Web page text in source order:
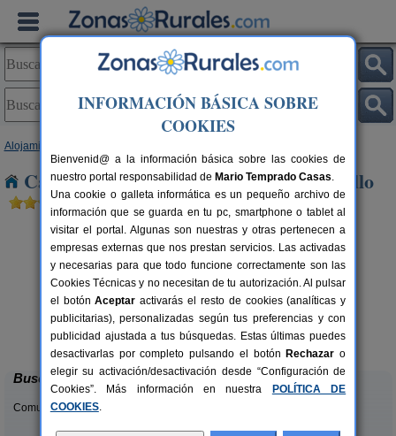
Alojamientos
Casas Rurales cerca de Vega de Peridiello
12-22+3 pers.
desde30 €
La Llosuca
San Pedro de Ambás (Asturias)
Buscar
Comunidades:
INFORMACIÓN BÁSICA SOBRE
COOKIES
Bienvenid@ a la información básica sobre las cookies de
nuestro portal responsabilidad de Mario Temprado Casas.
Una cookie o galleta informática es un pequeño archivo de
información que se guarda en tu pc, smartphone o tablet al
visitar el portal. Algunas son nuestras y otras pertenecen a
empresas externas que nos prestan servicios. Las activadas
y necesarias para que todo funcione correctamente son las
Cookies Técnicas y no necesitan de tu autorización. Al pulsar
el botónAceptar activarás el resto de cookies (analíticas y
publicitarias), personalizadas según tus preferencias y con
publicidad ajustada a tus búsquedas. Estas últimas puedes
desactivarlas por completo pulsando el botón Rechazar o
elegir su activación/desactivación desde “Configuración de
Cookies”. Más información en nuestra
POLÍTICA DE
COOKIES.